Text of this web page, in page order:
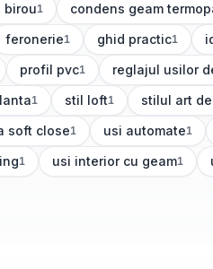
birou1 condens geam
(1articole)
feronerie
(1articole)
1 ghid practic
(1articole) 1 (1
profil pvc
(1articole)
1 reglajul usilor
(1articole)
1 stil loft
(1articole)
1 stilul art
(1articole)
soft close1 usi automate
(1articole) 1
1 usi interior cu geam
(1articole) 1 (